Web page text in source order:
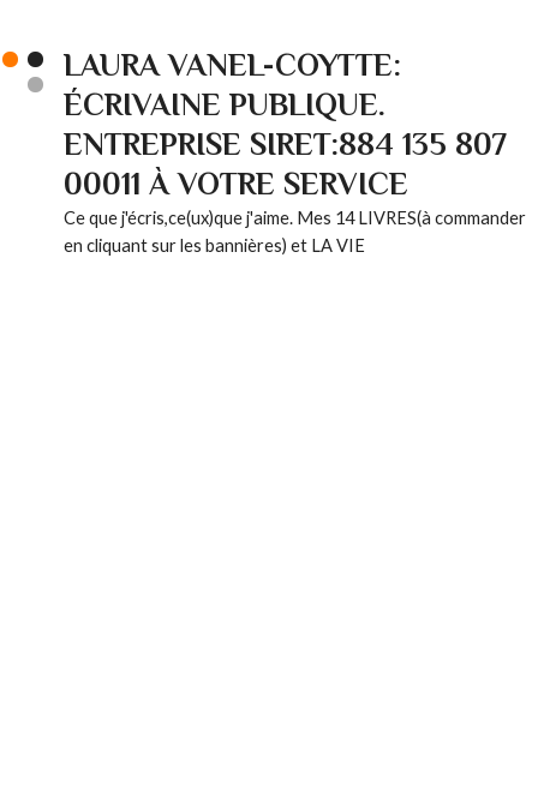
LAURA VANEL-COYTTE:
ÉCRIVAINE PUBLIQUE.
ENTREPRISE SIRET:884 135 807
00011 À VOTRE SERVICE
Ce que j'écris,ce(ux)que j'aime. Mes 14 LIVRES(à commander
en cliquant sur les bannières) et LA VIE